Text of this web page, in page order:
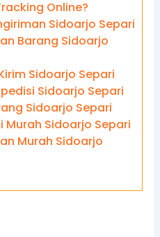
Online?
Sidoarjo Separi
Barang Sidoarjo
Sidoarjo Separi
Sidoarjo Separi
Sidoarjo Separi
Murah Sidoarjo Separi
Murah Sidoarjo